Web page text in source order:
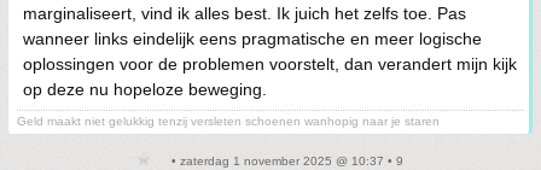
marginaliseert, vind ik alles best. Ik juich het zelfs toe. Pas
wanneer links eindelijk eens pragmatische en meer logische
oplossingen voor de problemen voorstelt, dan verandert mijn kijk
op deze nu hopeloze beweging.
Geld maakt niet gelukkig tenzij versleten schoenen wanhopig naar je staren
• zaterdag 1 november 2025 @ 10:37 • 9